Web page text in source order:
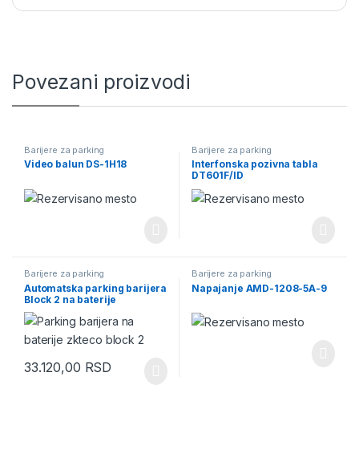
Povezani proizvodi
Barijere za parking
Video balun DS-1H18
Barijere za parking
Interfonska pozivna tabla
DT601F/ID
Barijere za parking
Automatska parking barijera
Block 2 na baterije
33.120,00 RSD
Barijere za parking
Napajanje AMD-1208-5A-9